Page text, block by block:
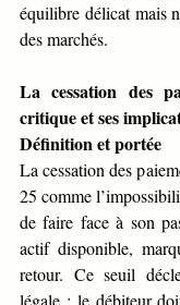
équilibre délicat mais
des marchés.
La cessation des
critique et ses
Définition et portée
La cessation des
25 comme
de faire face à son
actif disponible,
retour. Ce seuil
légale : le débiteur